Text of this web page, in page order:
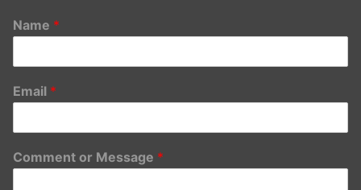
Name *
Email *
Comment or Message *